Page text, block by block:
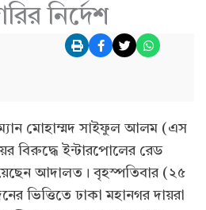
নির্দেশ
মোহাম্মদ সাইফুল আলম (এস
বিরুদ্ধে ইন্টারপোলের রেড
আদালত। বৃহস্পতিবার (২৫
ভিত্তিতে ঢাকা মহানগর দায়রা